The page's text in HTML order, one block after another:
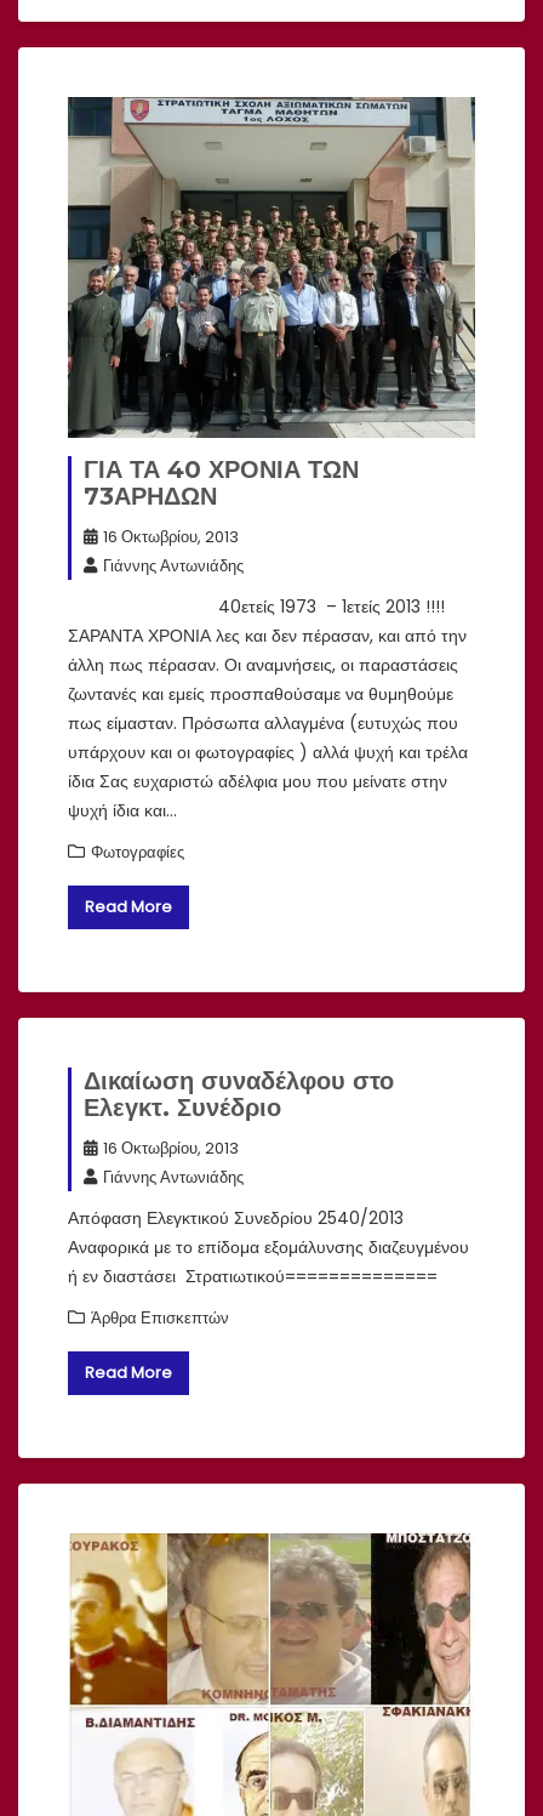
ΓΙΑ ΤΑ 40 ΧΡΟΝΙΑ ΤΩΝ
73ΑΡΗΔΩΝ
16 Οκτωβρίου, 2013
Γιάννης Αντωνιάδης
40ετείς 1973 – 1ετείς 2013 !!!!
ΣΑΡΑΝΤΑ ΧΡΟΝΙΑ λες και δεν πέρασαν, και από την
άλλη πως πέρασαν. Οι αναμνήσεις, οι παραστάσεις
ζωντανές και εμείς προσπαθούσαμε να θυμηθούμε
πως είμασταν. Πρόσωπα αλλαγμένα (ευτυχώς που
υπάρχουν και οι φωτογραφίες ) αλλά ψυχή και τρέλα
ίδια Σας ευχαριστώ αδέλφια μου που μείνατε στην
ψυχή ίδια και…
Φωτογραφίες
Read More
Δικαίωση συναδέλφου στο
Ελεγκτ. Συνέδριο
16 Οκτωβρίου, 2013
Γιάννης Αντωνιάδης
Απόφαση Ελεγκτικού Συνεδρίου 2540/2013
Αναφορικά με το επίδομα εξομάλυνσης διαζευγμένου
ή εν διαστάσει Στρατιωτικού==============
Άρθρα Επισκεπτών
Read More